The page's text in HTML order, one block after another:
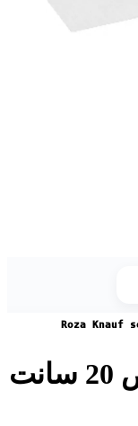
Roza Knauf
نوار درزگیر کناف عرض 20 سانت